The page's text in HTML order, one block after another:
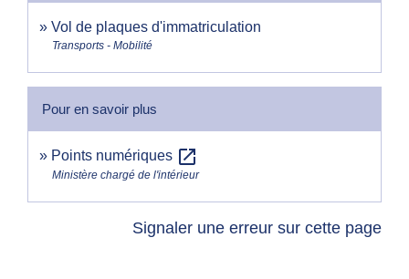
Vol de plaques d'immatriculation
Transports - Mobilité
Pour en savoir plus
Points numériques open_in_new
Ministère chargé de l'intérieur
Signaler une erreur sur cette page